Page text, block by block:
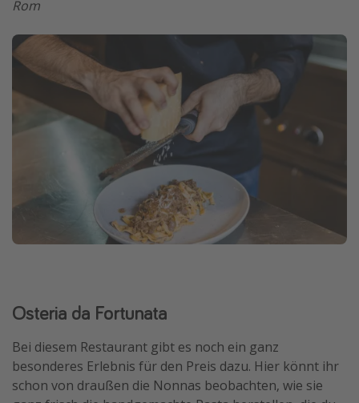
Rom
Osteria da Fortunata
Bei diesem Restaurant gibt es noch ein ganz
besonderes Erlebnis für den Preis dazu. Hier könnt ihr
schon von draußen die Nonnas beobachten, wie sie